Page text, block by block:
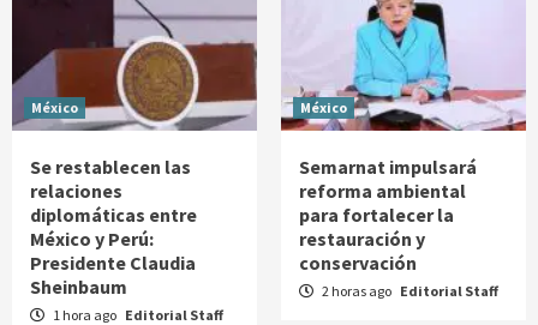
México
Se restablecen las
relaciones
diplomáticas entre
México y Perú:
Presidente Claudia
Sheinbaum
1 hora ago Editorial Staff
México
Semarnat impulsará
reforma ambiental
para fortalecer la
restauración y
conservación
2 horas ago Editorial Staff